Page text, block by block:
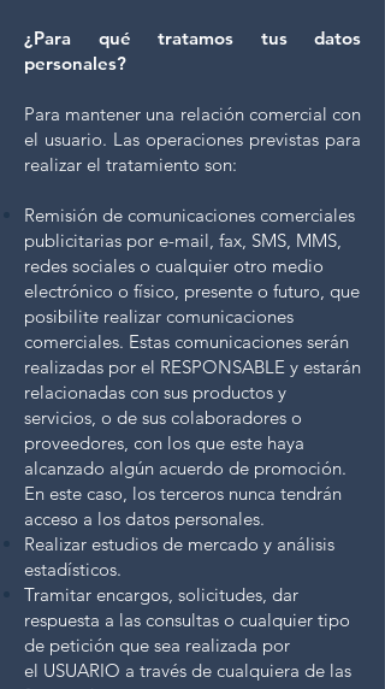
¿Para qué tratamos tus datos
personales?
Para mantener una relación comercial con
el usuario. Las operaciones previstas para
realizar el tratamiento son:
Remisión de comunicaciones comerciales
publicitarias por e-mail, fax, SMS, MMS,
redes sociales o cualquier otro medio
electrónico o físico, presente o futuro, que
posibilite realizar comunicaciones
comerciales. Estas comunicaciones serán
realizadas por el RESPONSABLE y estarán
relacionadas con sus productos y
servicios, o de sus colaboradores o
proveedores, con los que este haya
alcanzado algún acuerdo de promoción.
En este caso, los terceros nunca tendrán
acceso a los datos personales.
Realizar estudios de mercado y análisis
estadísticos.
Tramitar encargos, solicitudes, dar
respuesta a las consultas o cualquier tipo
de petición que sea realizada por
el USUARIO a través de cualquiera de las